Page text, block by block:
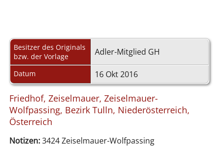
Besitzer des Originals
bzw. der Vorlage
Adler-Mitglied GH
Datum 16 Okt 2016
Friedhof, Zeiselmauer, Zeiselmauer-
Wolfpassing, Bezirk Tulln, Niederösterreich,
Österreich
Notizen:3424 Zeiselmauer-Wolfpassing